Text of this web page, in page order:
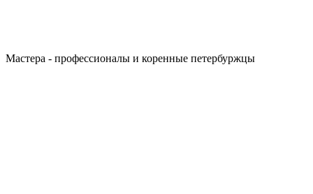
Мастера - профессионалы и коренные петербуржцы